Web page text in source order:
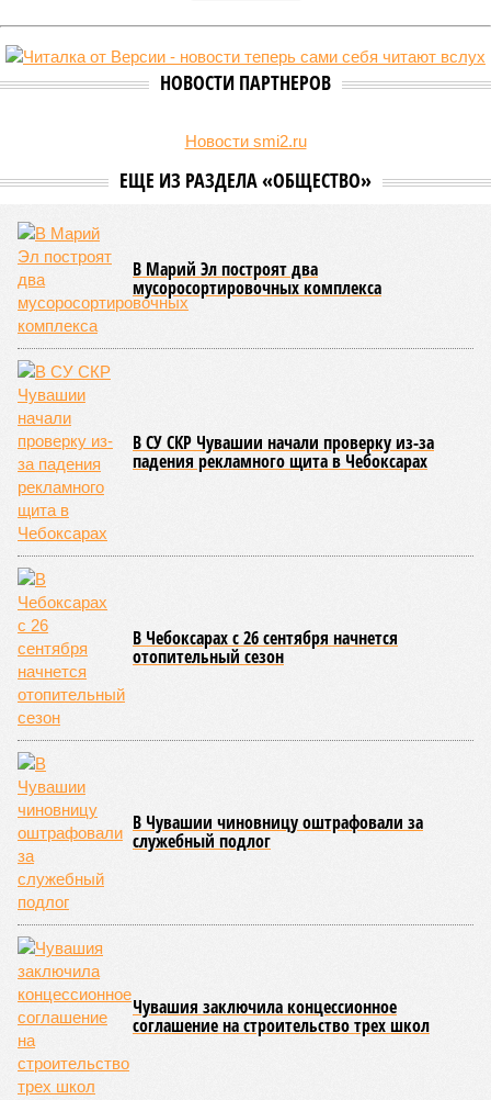
НОВОСТИ ПАРТНЕРОВ
Новости smi2.ru
ЕЩЕ ИЗ РАЗДЕЛА «ОБЩЕСТВО»
В Марий Эл построят два
мусоросортировочных комплекса
В СУ СКР Чувашии начали проверку из-за
падения рекламного щита в Чебоксарах
В Чебоксарах с 26 сентября начнется
отопительный сезон
В Чувашии чиновницу оштрафовали за
служебный подлог
Чувашия заключила концессионное
соглашение на строительство трех школ